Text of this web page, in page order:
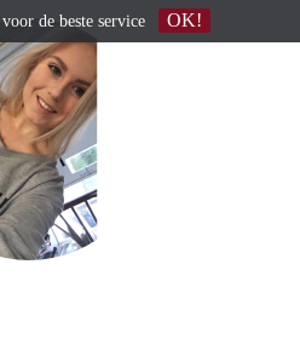
voor de beste service OK!